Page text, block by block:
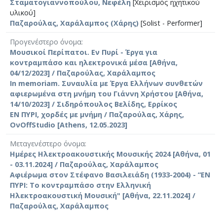
Σταματογιαννοπούλου, Νεφέλη [Χειρισμός ηχητικού
υλικού]
Παζαρούλας, Χαράλαμπος (Χάρης) [Solist - Performer]
Προγενέστερο όνομα
Μουσικοί Περίπατοι. Εν Πυρί - Έργα για
κοντραμπάσο και ηλεκτρονικά μέσα [Αθήνα,
04/12/2023] / Παζαρούλας, Χαράλαμπος
In memoriam. Συναυλία με Έργα Ελλήνων συνθετών
αφιερωμένα στη μνήμη του Γιάννη Χρήστου [Αθήνα,
14/10/2023] / Σιδηρόπουλος Βελίδης, Ερρίκος
ΕΝ ΠΥΡΙ, χορδές με μνήμη / Παζαρούλας, Χάρης,
ΟνOffStudio [Athens, 12.05.2023]
Μεταγενέστερο όνομα
Ημέρες Ηλεκτροακουστικής Μουσικής 2024 [Αθήνα, 01
- 03.11.2024] / Παζαρούλας, Χαράλαμπος
Αφιέρωμα στον Στέφανο Βασιλειάδη (1933-2004) - “ΕΝ
ΠΥΡΙ: Το κοντραμπάσο στην Ελληνική
Ηλεκτροακουστική Μουσική" [Αθήνα, 22.11.2024] /
Παζαρούλας, Χαράλαμπος